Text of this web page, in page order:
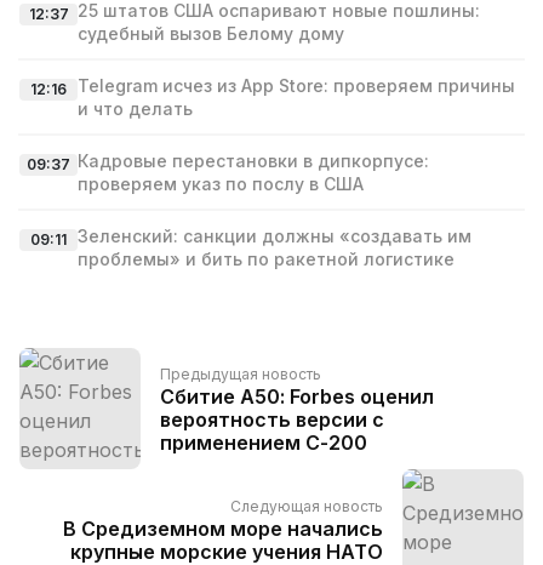
12:37 25 штатов США оспаривают новые пошлины:
судебный вызов Белому дому
12:16
Telegram исчез из App Store: проверяем причины
и что делать
09:37 Кадровые перестановки в дипкорпусе:
проверяем указ по послу в США
09:11 Зеленский: санкции должны «создавать им
проблемы» и бить по ракетной логистике
Предыдущая новость
Сбитие А50: Forbes оценил
вероятность версии с
применением С-200
Следующая новость
В Средиземном море начались
крупные морские учения НАТО